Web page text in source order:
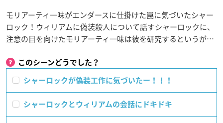
モリアーティ一味がエンダースに仕掛けた罠に気づいたシャー
ロック！ウィリアムに偽装殺人について話すシャーロックに、
注意の目を向けたモリアーティ一味は彼を研究するというが…
このシーンどうでした？
シャーロックが偽装工作に気づいたー！！！
シャーロックとウィリアムの会話にドキドキ